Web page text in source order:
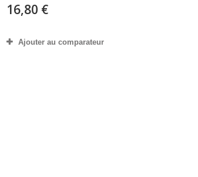
16,80 €
Ajouter au comparateur